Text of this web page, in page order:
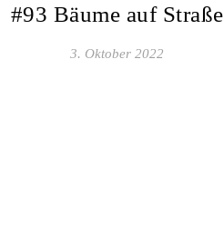
#93 Bäume auf Straße
3. Oktober 2022